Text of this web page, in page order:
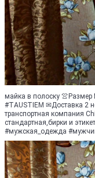
майка в полоску
#TAUSTIEM ✉Доставка 2
транспортная компания
стандартная,бирки и
#мужская_одежда